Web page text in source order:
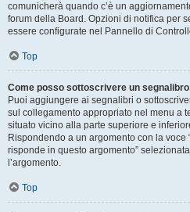
comunicherà quando c’è un
forum della Board. Opzioni di notifica per
essere configurate nel Pannello di
Top
Come posso sottoscrivere un
Puoi aggiungere ai segnalibri o
sul collegamento appropriato nel menu a
situato vicino alla parte superiore e
Rispondendo a un argomento con la voce
risponde in questo argomento”
l’argomento.
Top